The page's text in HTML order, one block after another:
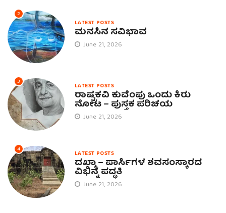
2
LATEST POSTS
ಮನಸಿನ ಸವಿಭಾವ
June 21, 2026
3 LATEST POSTS
ರಾಷ್ಟ್ರಕವಿ ಕುವೆಂಪು ಒಂದು ಕಿರು
ನೋಟ – ಪುಸ್ತಕ ಪರಿಚಯ
June 21, 2026
4 LATEST POSTS
ದಖ್ಮಾ – ಪಾರ್ಸಿಗಳ ಶವಸಂಸ್ಕಾರದ
ವಿಭಿನ್ನ ಪದ್ಧತಿ
June 21, 2026